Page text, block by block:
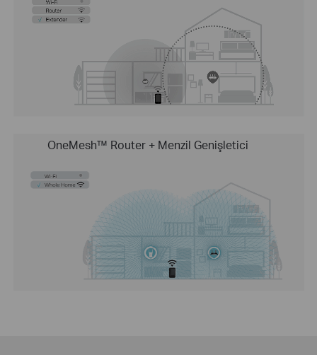
OneMesh™ Router + Menzil Genişletici